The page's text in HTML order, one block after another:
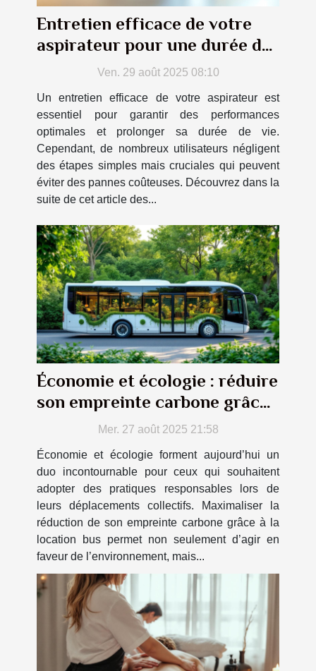
Entretien efficace de votre
aspirateur pour une durée de
vie prolongéeVen. 29 août 2025 08:10
Un entretien efficace de votre aspirateur est
essentiel pour garantir des performances
optimales et prolonger sa durée de vie.
Cependant, de nombreux utilisateurs négligent
des étapes simples mais cruciales qui peuvent
éviter des pannes coûteuses. Découvrez dans la
suite de cet article des...
Économie et écologie : réduire
son empreinte carbone grâce
à la location bus
Mer. 27 août 2025 21:58
Économie et écologie forment aujourd’hui un
duo incontournable pour ceux qui souhaitent
adopter des pratiques responsables lors de
leurs déplacements collectifs. Maximaliser la
réduction de son empreinte carbone grâce à la
location bus permet non seulement d’agir en
faveur de l’environnement, mais...